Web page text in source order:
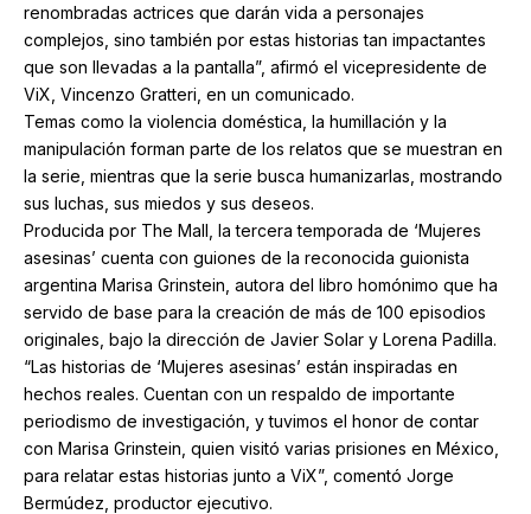
renombradas actrices que darán vida a personajes
complejos, sino también por estas historias tan impactantes
que son llevadas a la pantalla”, afirmó el vicepresidente de
ViX, Vincenzo Gratteri, en un comunicado.
Temas como la violencia doméstica, la humillación y la
manipulación forman parte de los relatos que se muestran en
la serie, mientras que la serie busca humanizarlas, mostrando
sus luchas, sus miedos y sus deseos.
Producida por The Mall, la tercera temporada de ‘Mujeres
asesinas’ cuenta con guiones de la reconocida guionista
argentina Marisa Grinstein, autora del libro homónimo que ha
servido de base para la creación de más de 100 episodios
originales, bajo la dirección de Javier Solar y Lorena Padilla.
“Las historias de ‘Mujeres asesinas’ están inspiradas en
hechos reales. Cuentan con un respaldo de importante
periodismo de investigación, y tuvimos el honor de contar
con Marisa Grinstein, quien visitó varias prisiones en México,
para relatar estas historias junto a ViX”, comentó Jorge
Bermúdez, productor ejecutivo.